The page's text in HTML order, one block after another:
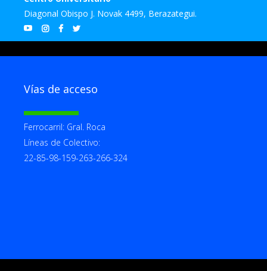
Diagonal Obispo J. Novak 4499, Berazategui.
Vías de acceso
Ferrocarril: Gral. Roca
Líneas de Colectivo:
22-85-98-159-263-266-324